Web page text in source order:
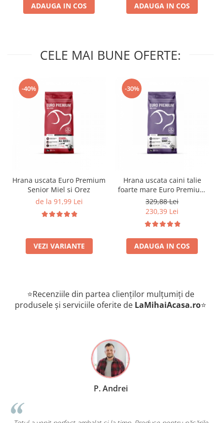
ADAUGA IN COS ADAUGA IN COS
CELE MAI BUNE OFERTE:
-40%
Hrana uscata Euro Premium
Senior Miel si Orez
de la 91,99 Lei
VEZI VARIANTE
-30%
Hrana uscata caini talie
foarte mare Euro Premium
Giant Adult pui si orez 15
Kg
329,88 Lei
230,39 Lei
ADAUGA IN COS
⭐Recenziile din partea clienților mulțumiți de
produsele și serviciile oferite de LaMihaiAcasa.ro⭐
P. Andrei